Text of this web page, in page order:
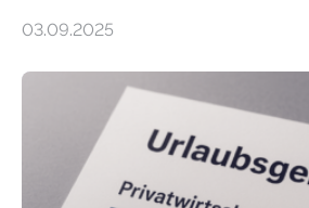
Landkreise mit den meisten
ist demnach Berlin. Betrachtet man
der Freiberuflerinnen, so liegt
Berlin starteten in 2024 die meisten
eigene freiberufliche Existenz,
Städte Hamburg, München und
03.09.2025